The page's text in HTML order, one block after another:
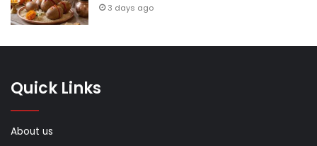
3 days ago
Quick Links
About us